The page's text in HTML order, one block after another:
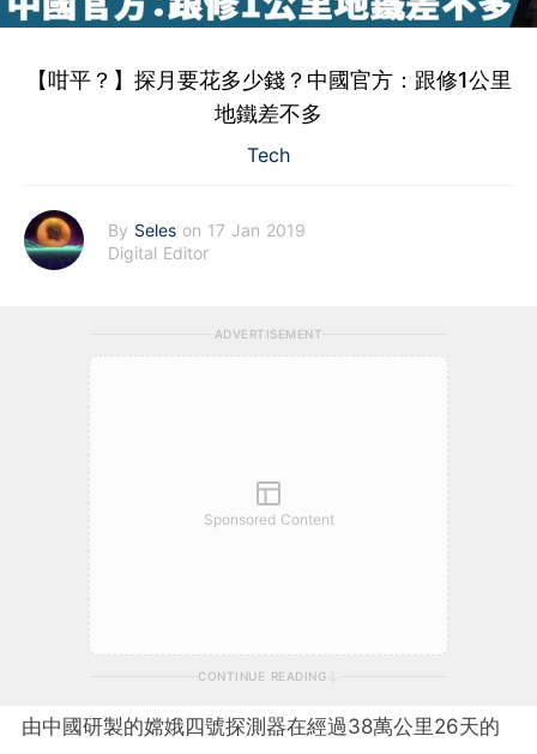
【咁平？】探月要花多少錢？中國官方：跟修1公里
地鐵差不多
Tech
By Seles on 17 Jan 2019
Digital Editor
ADVERTISEMENT
Sponsored Content
CONTINUE READING
由中國研製的嫦娥四號探測器在經過38萬公里26天的